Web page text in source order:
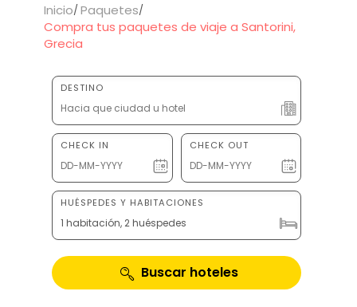
Inicio Paquetes
Compra tus paquetes de viaje a Santorini,
Grecia
DESTINO
CHECK IN CHECK OUT
HUÉSPEDES Y HABITACIONES
1 habitación, 2 huéspedes
Buscar hoteles